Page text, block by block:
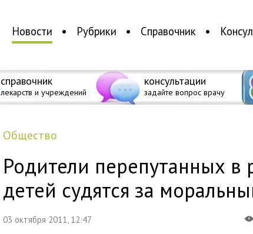
Новости Рубрики Справочник
справочник
лекарств и учреждений
консультации
задайте вопрос врачу
общество
Родители перепутанных в
детей судятся за
03 октября 2011, 12:47 X